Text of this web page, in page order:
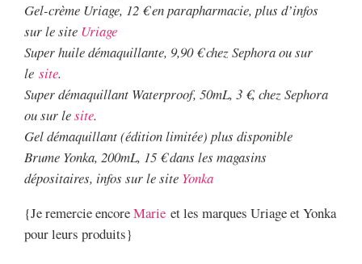
Gel-crème Uriage, 12 € en parapharmacie, plus d’infos
sur le site Uriage
Super huile démaquillante, 9,90 € chez Sephora ou sur
le site.
Super démaquillant Waterproof, 50mL, 3 €, chez Sephora
ou sur lesite.
Gel démaquillant (édition limitée) plus disponible
Brume Yonka, 200mL, 15 € dans les magasins
dépositaires, infos sur le site Yonka
{Je remercie encoreMarie et les marques Uriage et Yonka
pour leurs produits}